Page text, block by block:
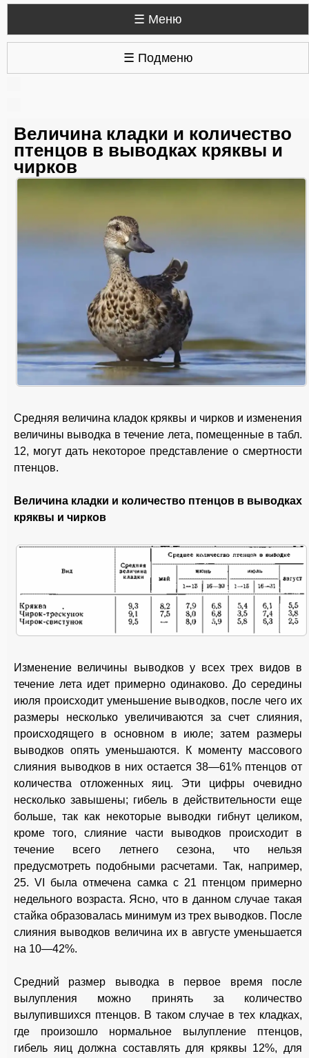
☰ Меню
☰ Подменю
Величина кладки и количество
птенцов в выводках кряквы и
чирков
Средняя величина кладок кряквы и чирков и изменения
величины выводка в течение лета, помещенные в табл.
12, могут дать некоторое представление о смертности
птенцов.
Величина кладки и количество птенцов в выводках
кряквы и чирков
Изменение величины выводков у всех трех видов в
течение лета идет примерно одинаково. До середины
июля происходит уменьшение выводков, после чего их
размеры несколько увеличиваются за счет слияния,
происходящего в основном в июле; затем размеры
выводков опять уменьшаются. К моменту массового
слияния выводков в них остается 38—61% птенцов от
количества отложенных яиц. Эти цифры очевидно
несколько завышены; гибель в действительности еще
больше, так как некоторые выводки гибнут целиком,
кроме того, слияние части выводков происходит в
течение всего летнего сезона, что нельзя
предусмотреть подобными расчетами. Так, например,
25. VI была отмечена самка с 21 птенцом примерно
недельного возраста. Ясно, что в данном случае такая
стайка образовалась минимум из трех выводков. После
слияния выводков величина их в августе уменьшается
на 10—42%.
Средний размер выводка в первое время после
вылупления можно принять за количество
вылупившихся птенцов. В таком случае в тех кладках,
где произошло нормальное вылупление птенцов,
гибель яиц должна составлять для кряквы 12%, для